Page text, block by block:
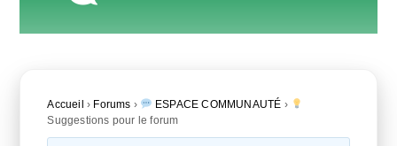
Accueil › Forums › ESPACE COMMUNAUTÉ ›
Suggestions pour le forum